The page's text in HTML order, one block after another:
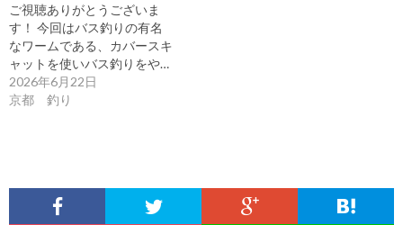
ご視聴ありがとうございま
す！ 今回はバス釣りの有名
なワームである、カバースキ
ャットを使いバス釣りをや…
2026年6月22日
京都 釣り